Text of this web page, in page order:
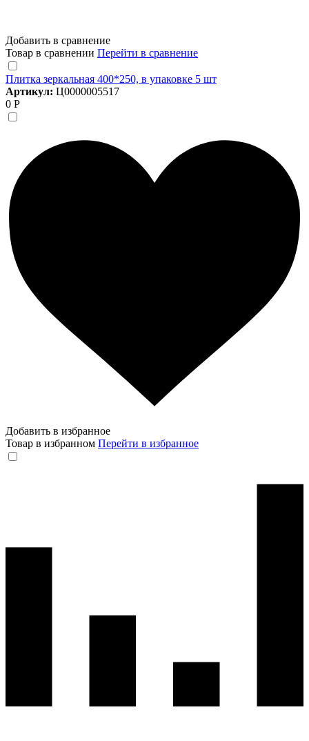
Добавить в сравнение
Товар в сравнении Перейти в сравнение
Плитка зеркальная 400*250, в упаковке 5 шт
Артикул: Ц0000005517
0 Р
Добавить в избранное
Товар в избранном Перейти в избранное